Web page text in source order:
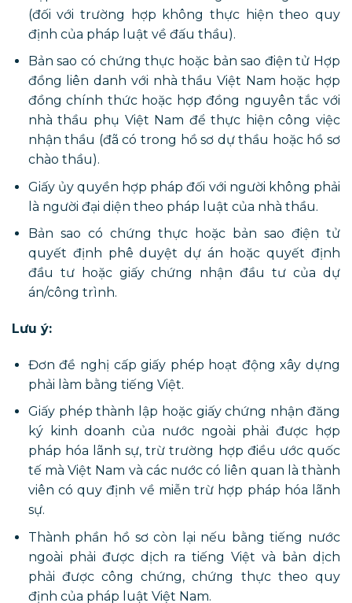
(đối với trường hợp không thực hiện theo quy
định của pháp luật về đấu thầu).
Bản sao có chứng thực hoặc bản sao điện tử Hợp
đồng liên danh với nhà thầu Việt Nam hoặc hợp
đồng chính thức hoặc hợp đồng nguyên tắc với
nhà thầu phụ Việt Nam để thực hiện công việc
nhận thầu (đã có trong hồ sơ dự thầu hoặc hồ sơ
chào thầu).
Giấy ủy quyền hợp pháp đối với người không phải
là người đại diện theo pháp luật của nhà thầu.
Bản sao có chứng thực hoặc bản sao điện tử
quyết định phê duyệt dự án hoặc quyết định
đầu tư hoặc giấy chứng nhận đầu tư của dự
án/công trình.
Lưu ý:
Đơn đề nghị cấp giấy phép hoạt động xây dựng
phải làm bằng tiếng Việt.
Giấy phép thành lập hoặc giấy chứng nhận đăng
ký kinh doanh của nước ngoài phải được hợp
pháp hóa lãnh sự, trừ trường hợp điều ước quốc
tế mà Việt Nam và các nước có liên quan là thành
viên có quy định về miễn trừ hợp pháp hóa lãnh
sự.
Thành phần hồ sơ còn lại nếu bằng tiếng nước
ngoài phải được dịch ra tiếng Việt và bản dịch
phải được công chứng, chứng thực theo quy
định của pháp luật Việt Nam.